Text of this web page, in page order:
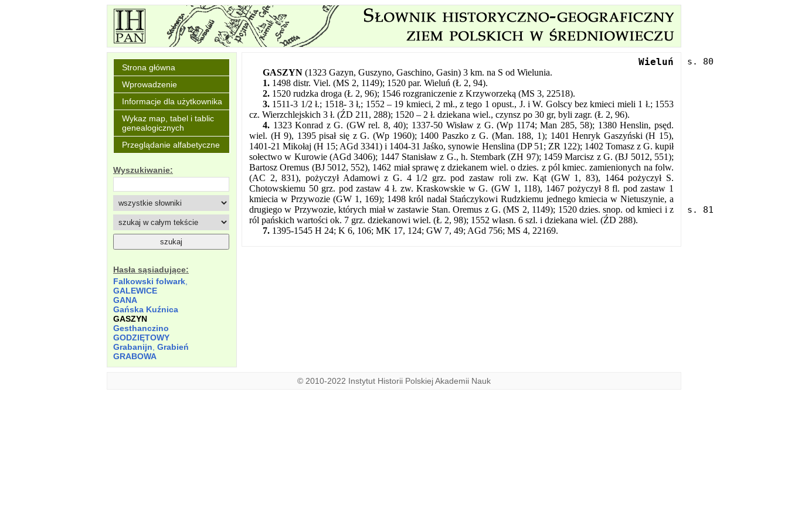
Strona główna
Wprowadzenie
Informacje dla użytkownika
Wykaz map, tabel i tablic
genealogicznych
Przeglądanie alfabetyczne
Wyszukiwanie:
Hasła sąsiadujące:
Falkowski folwark
GALEWICE
GANA
Gańska Kuźnica
GASZYN
Gesthanczino
GODZIĘTOWY
Grabanijn Grabień
GRABOWA
Wieluń
GASZYN (1323 Gazyn, Guszyno, Gaschino, Gasin) 3 km. na S od Wielunia.
1. 1498 distr. Viel. (MS 2, 1149); 1520 par. Wieluń (Ł 2, 94).
2. 1520 rudzka droga (Ł 2, 96); 1546 rozgraniczenie z Krzyworzeką (MS 3, 22518).
3. 1511-3 1/2 ł.; 1518- 3 ł,; 1552 – 19 kmieci, 2 mł., z tego 1 opust., J. i W. Golscy bez kmieci mieli 1 ł.; 1553
cz. Wierzchlejskich 3 ł. (ŹD 211, 288); 1520 – 2 ł. dziekana wiel., czynsz po 30 gr, byli zagr. (Ł 2, 96).
4. 1323 Konrad z G. (GW rel. 8, 40); 1337-50 Wisław z G. (Wp 1174; Man 285, 58); 1380 Henslin, psęd.
wiel. (H 9), 1395 pisał się z G. (Wp 1960); 1400 Paszko z G. (Man. 188, 1); 1401 Henryk Gaszyński (H 15),
1401-21 Mikołaj (H 15; AGd 3341) i 1404-31 Jaśko, synowie Henslina (DP 51; ZR 122); 1402 Tomasz z G. kupił
sołectwo w Kurowie (AGd 3406); 1447 Stanisław z G., h. Stembark (ZH 97); 1459 Marcisz z G. (BJ 5012, 551);
Bartosz Oremus (BJ 5012, 552), 1462 miał sprawę z dziekanem wiel. o dzies. z pól kmiec. zamienionych na folw.
(AC 2, 831), pożyczył Adamowi z G. 4 1/2 grz. pod zastaw roli zw. Kąt (GW 1, 83), 1464 pożyczył S.
Chotowskiemu 50 grz. pod zastaw 4 ł. zw. Kraskowskie w G. (GW 1, 118), 1467 pożyczył 8 fl. pod zastaw 1
kmiecia w Przywozie (GW 1, 169); 1498 król nadał Stańczykowi Rudzkiemu jednego kmiecia w Nietuszynie, a
drugiego w Przywozie, których miał w zastawie Stan. Oremus z G. (MS 2, 1149); 1520 dzies. snop. od kmieci i z
ról pańskich wartości ok. 7 grz. dziekanowi wiel. (Ł 2, 98); 1552 własn. 6 szl. i dziekana wiel. (ŹD 288).
7. 1395-1545 H 24; K 6, 106; MK 17, 124; GW 7, 49; AGd 756; MS 4, 22169.
© 2010-2022 Instytut Historii Polskiej Akademii Nauk